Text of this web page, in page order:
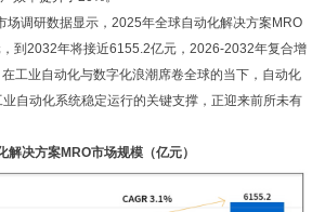
场调研数据显示，2025年全球自动化解决方案MRO
到2032年将接近6155.2亿元，2026-2032年复合增
工业自动化与数字化浪潮席卷全球的当下，自动化
自动化系统稳定运行的关键支撑，正迎来前所未有
解决方案MRO市场规模 （亿元）